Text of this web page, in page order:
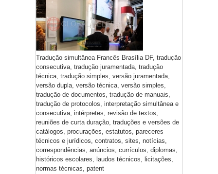
Tradução simultânea Francês Brasília DF, tradução
consecutiva, tradução juramentada, tradução
técnica, tradução simples, versão juramentada,
versão dupla, versão técnica, versão simples,
tradução de documentos, tradução de manuais,
tradução de protocolos, interpretação simultânea e
consecutiva, intérpretes, revisão de textos,
reuniões de curta duração, traduções e versões de
catálogos, procurações, estatutos, pareceres
técnicos e jurídicos, contratos, sites, notícias,
correspondências, anúncios, currículos, diplomas,
históricos escolares, laudos técnicos, licitações,
normas técnicas, patent